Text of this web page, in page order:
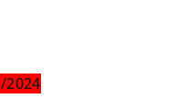
2024